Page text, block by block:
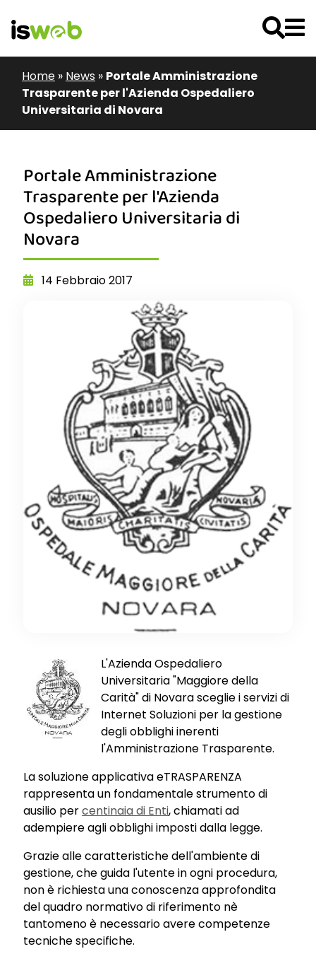
Home » News » Portale Amministrazione
Trasparente per l'Azienda Ospedaliero
Universitaria di Novara
Portale Amministrazione
Trasparente per l'Azienda
Ospedaliero Universitaria di
Novara
14 Febbraio 2017
L'Azienda Ospedaliero
Universitaria "Maggiore della
Carità" di Novara sceglie i servizi di
Internet Soluzioni per la gestione
degli obblighi inerenti
l'Amministrazione Trasparente.
La soluzione applicativa eTRASPARENZA
rappresenta un fondamentale strumento di
ausilio percentinaia di Enti, chiamati ad
adempiere agli obblighi imposti dalla legge.
Grazie alle caratteristiche dell'ambiente di
gestione, che guida l'utente in ogni procedura,
non è richiesta una conoscenza approfondita
del quadro normativo di riferimento nè
tantomeno è necessario avere competenze
tecniche specifiche.